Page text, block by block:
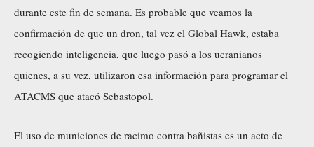
durante este fin de semana. Es probable que veamos la
confirmación de que un dron, tal vez el Global Hawk, estaba
recogiendo inteligencia, que luego pasó a los ucranianos
quienes, a su vez, utilizaron esa información para programar el
ATACMS que atacó Sebastopol.
El uso de municiones de racimo contra bañistas es un acto de